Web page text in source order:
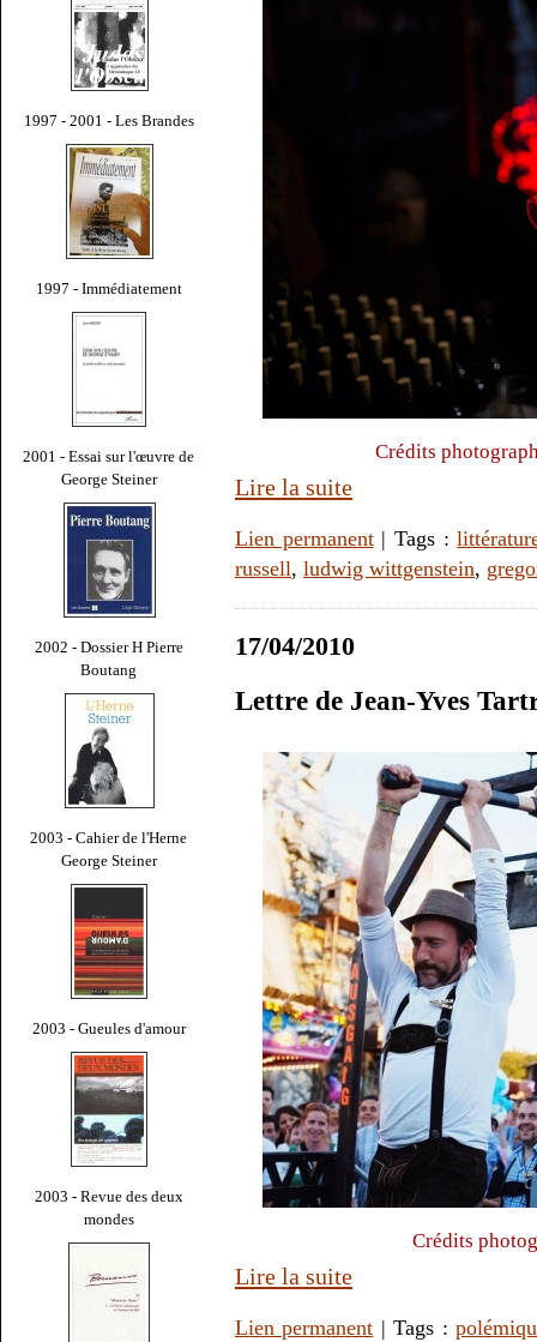
1997 - 2001 - Les Brandes
1997 - Immédiatement
2001 - Essai sur l'œuvre de
George Steiner
2002 - Dossier H Pierre
Boutang
2003 - Cahier de l'Herne
George Steiner
2003 - Gueules d'amour
2003 - Revue des deux
mondes
Crédits
Lire la suite
Lien permanent| Tags :
russell, ludwig wittgenstein,
17/04/2010
Lettre de Jean-Yves
Crédits
Lire la suite
Lien permanent | Tags :